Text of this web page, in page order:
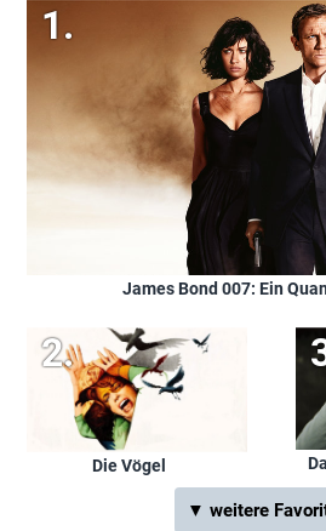
James Bond 007: Ein
Die Vögel
▼ weitere